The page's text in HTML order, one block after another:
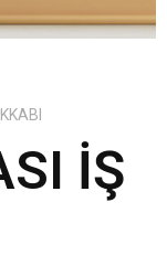
İŞ